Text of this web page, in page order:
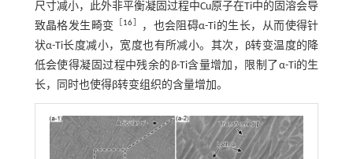
尺寸减小，此外非平衡凝固过程中Cu原子在Ti中的固溶会导
致晶格发生畸变
16
，也会阻碍α-Ti的生长，从而使得针
状α-Ti长度减小，宽度也有所减小。其次，β转变温度的降
低会使得凝固过程中残余的β-Ti含量增加，限制了α-Ti的生
长，同时也使得β转变组织的含量增加。